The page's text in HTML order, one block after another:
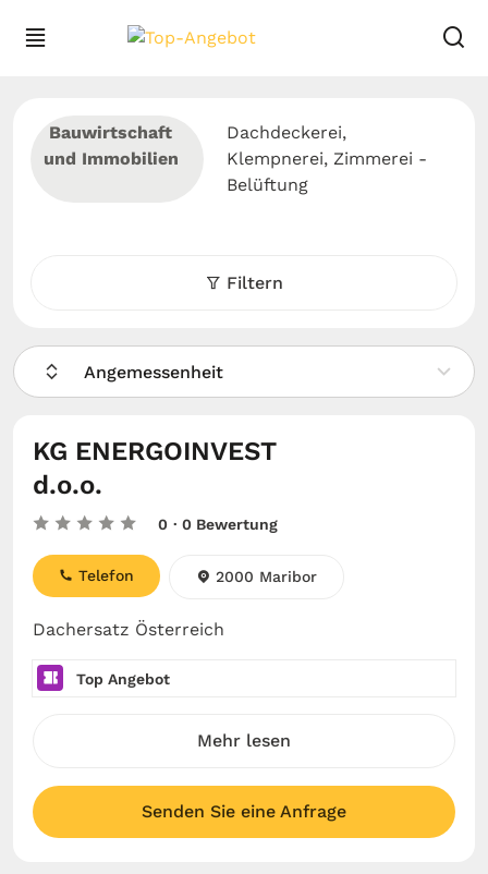
Bauwirtschaft
und Immobilien
Dachdeckerei,
Klempnerei, Zimmerei -
Belüftung
Filtern
Angemessenheit
KG ENERGOINVEST
d.o.o.
0 · 0 Bewertung
Dachersatz Österreich
Telefon 2000 Maribor
Top Angebot
Mehr lesen
Senden Sie eine Anfrage